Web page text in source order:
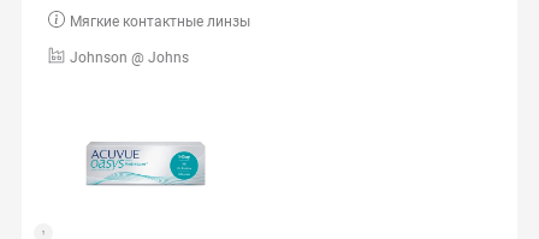
Johnson @ Johns
Мягкие контактные линзы